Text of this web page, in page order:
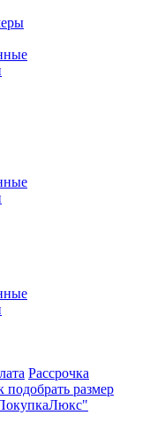
Рассрочка
подобрать размер